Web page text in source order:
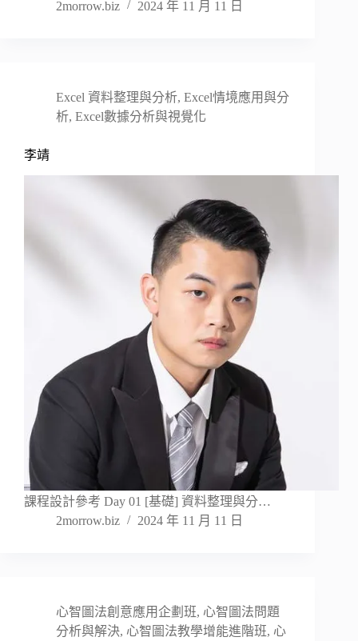
2morrow.biz 2024 年 11 月 11 日
Excel 資料整理與分析, Excel情境應用與分
析, Excel數據分析與視覺化
李靖
課程設計參考 Day 01 [基礎] 資料整理與分…
2morrow.biz
2024 年 11 月 11 日
心智圖法創意應用企劃班, 心智圖法問題
分析與解決, 心智圖法教學增能進階班, 心